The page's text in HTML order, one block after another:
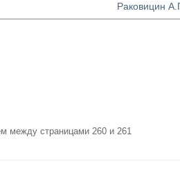
Раковицин
между страницами 260 и 261